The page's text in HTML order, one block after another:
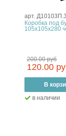
арт.
Коробка под
105х105х280
200.00 руб
120.00
+
В
в наличии